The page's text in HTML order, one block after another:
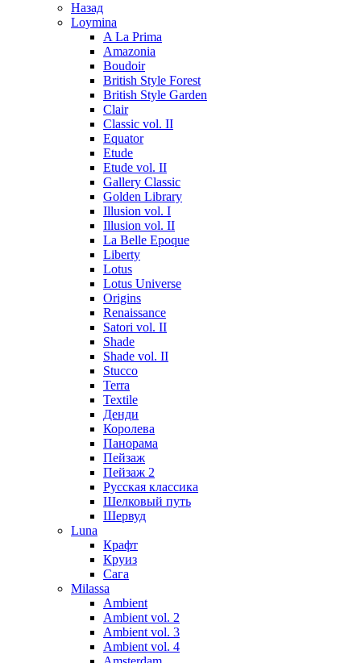
Назад
Loymina
A La Prima
Amazonia
Boudoir
British Style Forest
British Style Garden
Clair
Classic vol. II
Equator
Etude
Etude vol. II
Gallery Classic
Golden Library
Illusion vol. I
Illusion vol. II
La Belle Epoque
Liberty
Lotus
Lotus Universe
Origins
Renaissance
Satori vol. II
Shade
Shade vol. II
Stucco
Terra
Textile
Денди
Королева
Панорама
Пейзаж
Пейзаж 2
Русская классика
Шелковый путь
Шервуд
Luna
Крафт
Круиз
Сага
Milassa
Ambient
Ambient vol. 2
Ambient vol. 3
Ambient vol. 4